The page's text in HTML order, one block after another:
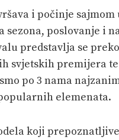
i počinje sajmom
poslovanje i
predstavlja se
svjetskih premijera
po 3 nama
elemenata.
koji